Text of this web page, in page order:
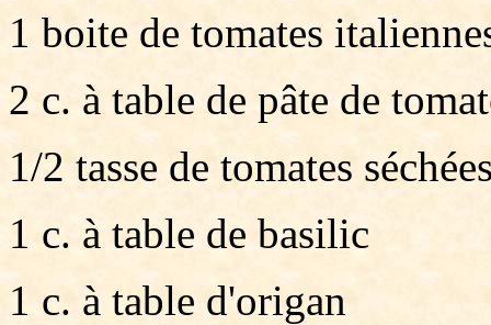
1 boite de tomates
2 c. à table de pâte de
1/2 tasse de tomates
1 c. à table de basilic
1 c. à table d'origan